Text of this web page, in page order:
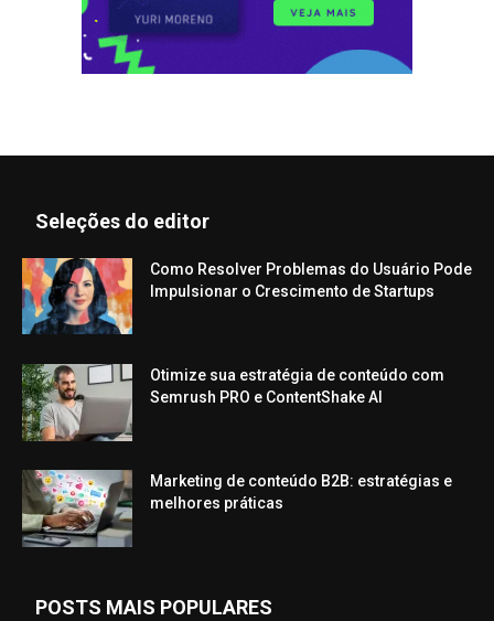
Seleções do editor
Como Resolver Problemas do Usuário Pode
Impulsionar o Crescimento de Startups
Otimize sua estratégia de conteúdo com
Semrush PRO e ContentShake AI
Marketing de conteúdo B2B: estratégias e
melhores práticas
POSTS MAIS POPULARES